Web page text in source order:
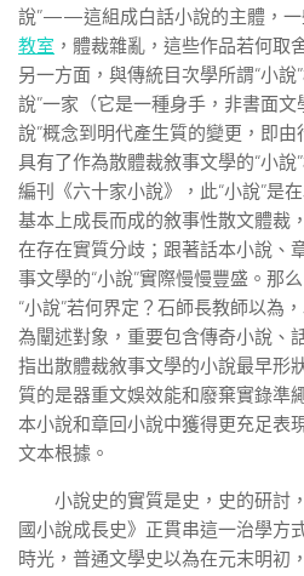
說”——這組成白話小說的主體，一
教室 ，體裁雜亂，這些作品若何取
另一方面，與傳統目次學所謂“小說
說”一家（它是一種身手，非書面
說”概念到明代產生質的變更，即由
具有了作為散體裁敘事文學的“小
編刊《六十家小說》，此“小說”是
基本上成長而成的敘事性散文體裁
在存在實質分歧；跟著話本小說、
事文學的“小說”實際慢慢豐盛。那
“小說”若何界定？石師長教師以為
為闡述對象，重要包含傳奇小說、
指出散體裁敘事文學的小說最早形
質的是器重文娛效能和廢棄實錄準
本小說和章回小說中獲得更充足表
文本根據。
小說史的實質是史，史的研討
國小說成長史》正貫串這一治學方
時光，普通文學史以為在元末明初